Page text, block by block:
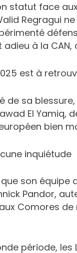
statut face
Regragui
à la
est à
de sa
El
bien
inquiétude
son équipe
Pandor,
Comores
période, les